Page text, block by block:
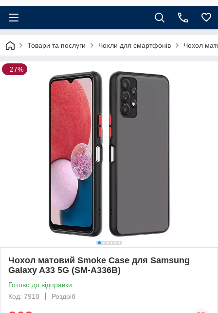
Товари та послуги Чохли для смартфонів Чохол
–27%
Чохол матовий Smoke Case для Samsung
Galaxy A33 5G (SM-A336B)
Готово до відправки
Код: 7910
Роздріб